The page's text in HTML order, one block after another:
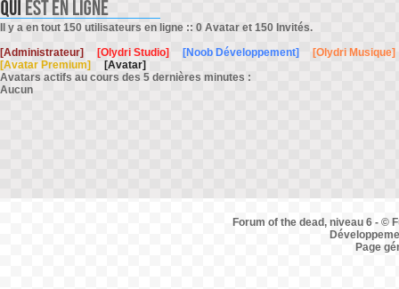
Il y a en tout 150 utilisateurs en ligne :: 0 Avatar et 150 Invités.
[Administrateur]
[Olydri Studio] [Noob Développement]
[Olydri Musique]
[Avatar Premium]
[Avatar]
Avatars actifs au cours des 5 dernières minutes :
Aucun
Forum of the dead, niveau 6 - ©
Page